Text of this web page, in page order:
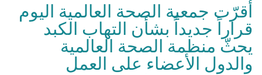
أقرّت جمعية الصحة العالمية اليوم
قراراً جديداً بشأن التهاب الكبد
يحثّ منظمة الصحة العالمية
والدول الأعضاء على العمل